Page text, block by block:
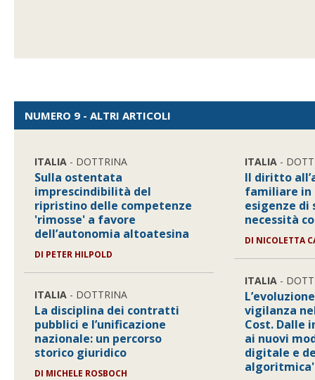
NUMERO 9 - ALTRI ARTICOLI
ITALIA - DOTTRINA
Sulla ostentata
imprescindibilità del
ripristino delle competenze
'rimosse' a favore
dell’autonomia altoatesina
DI PETER HILPOLD
ITALIA - DOTTRINA
La disciplina dei contratti
pubblici e l’unificazione
nazionale: un percorso
storico giuridico
DI MICHELE ROSBOCH
ITALIA -
Il diritto
familiare in
esigenze di
necessità
DI NICOLETTA
ITALIA -
vigilanza
Cost. Dalle
ai nuovi
digitale e